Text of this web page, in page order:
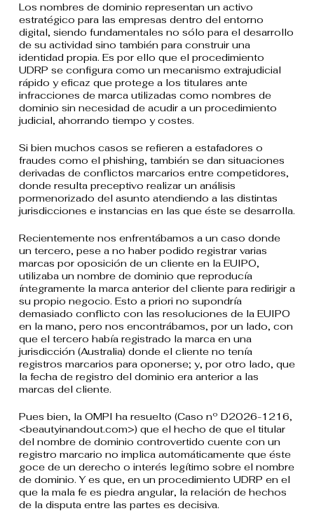
Los nombres de dominio representan un activo
estratégico para las empresas dentro del entorno
digital, siendo fundamentales no sólo para el desarrollo
de su actividad sino también para construir una
identidad propia. Es por ello que el procedimiento
UDRP se configura como un mecanismo extrajudicial
rápido y eficaz que protege a los titulares ante
infracciones de marca utilizadas como nombres de
dominio sin necesidad de acudir a un procedimiento
judicial, ahorrando tiempo y costes.
Si bien muchos casos se refieren a estafadores o
fraudes como el phishing, también se dan situaciones
derivadas de conflictos marcarios entre competidores,
donde resulta preceptivo realizar un análisis
pormenorizado del asunto atendiendo a las distintas
jurisdicciones e instancias en las que éste se desarrolla.
Recientemente nos enfrentábamos a un caso donde
un tercero, pese a no haber podido registrar varias
marcas por oposición de un cliente en la EUIPO,
utilizaba un nombre de dominio que reproducía
íntegramente la marca anterior del cliente para redirigir a
su propio negocio. Esto a priori no supondría
demasiado conflicto con las resoluciones de la EUIPO
en la mano, pero nos encontrábamos, por un lado, con
que el tercero había registrado la marca en una
jurisdicción (Australia) donde el cliente no tenía
registros marcarios para oponerse; y, por otro lado, que
la fecha de registro del dominio era anterior a las
marcas del cliente.
Pues bien, la OMPI ha resuelto (Caso nº D2026-1216,
<beautyinandout.com>) que el hecho de que el titular
del nombre de dominio controvertido cuente con un
registro marcario no implica automáticamente que éste
goce de un derecho o interés legítimo sobre el nombre
de dominio. Y es que, en un procedimiento UDRP en el
que la mala fe es piedra angular, la relación de hechos
de la disputa entre las partes es decisiva.